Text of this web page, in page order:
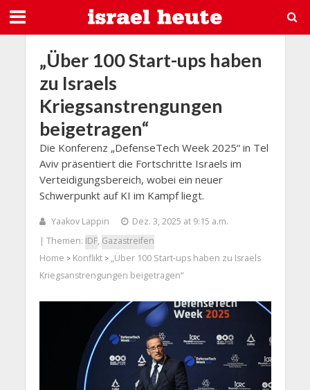
„Über 100 Start-ups haben
zu Israels
Kriegsanstrengungen
beigetragen“
Die Konferenz „DefenseTech Week 2025“ in Tel
Aviv präsentiert die Fortschritte Israels im
Verteidigungsbereich, wobei ein neuer
Schwerpunkt auf KI im Kampf liegt.
Yaakov Lappin
Dez. 3, 2025 at 9:15 a.m.
| Themen: IDF, Gazastreifen
Home > Konflikt> „Über 100 Start-ups haben zu Israels
Kriegsanstrengungen beigetragen“